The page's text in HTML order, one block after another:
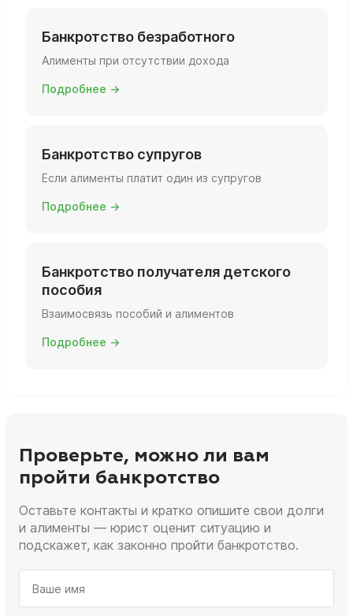
Банкротство безработного
Алименты при отсутствии дохода
Подробнее →
Банкротство супругов
Если алименты платит один из супругов
Подробнее →
Банкротство получателя детского
пособия
Взаимосвязь пособий и алиментов
Подробнее →
Проверьте, можно ли вам
пройти банкротство
Оставьте контакты и кратко опишите свои долги
и алименты — юрист оценит ситуацию и
подскажет, как законно пройти банкротство.